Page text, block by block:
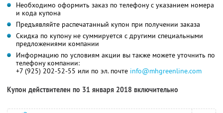
Необходимо оформить заказ по телефону с указанием номера
и кода купона
Предъявляйте распечатанный купон при получении заказа
Скидка по купону не суммируется с другими специальными
предложениями компании
Информацию по условиям акции вы также можете уточнить по
телефону компании:
+7 (925) 202-52-55 или по эл. почте info@mhgreenline.com
Купон действителен по 31 января 2018 включительно